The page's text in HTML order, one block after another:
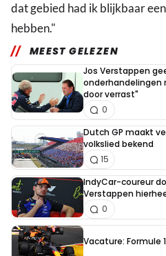
dat gebied had ik blijkbaar
hebben."
MEEST GELEZEN
Jos Verstappen
onderhandelingen
door verrast"
0
Dutch GP maakt
volkslied bekend
15
IndyCar-coureur
Verstappen
0
Vacature: Formule